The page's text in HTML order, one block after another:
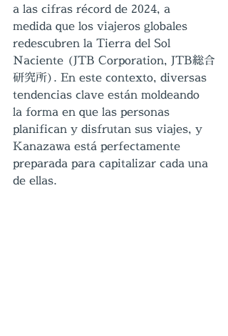
a las cifras récord de 2024, a
medida que los viajeros globales
redescubren la Tierra del Sol
Naciente (JTB Corporation, JTB総合
研究所). En este contexto, diversas
tendencias clave están moldeando
la forma en que las personas
planifican y disfrutan sus viajes, y
Kanazawa está perfectamente
preparada para capitalizar cada una
de ellas.